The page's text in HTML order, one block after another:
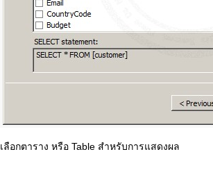
เลือกตาราง หรือ Table สำหรับการแสดงผล